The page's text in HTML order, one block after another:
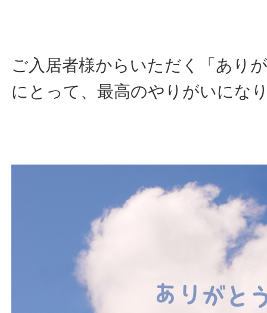
ご入居者様からいただく「あり
にとって、最高のやりがいにな